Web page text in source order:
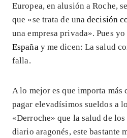
Europea, en alusión a Roche,
que «se trata de unadecisión
una empresa privada». Pues
España y me dicen: La salud
falla.
A lo mejor es que importa más
pagar elevadísimos sueldos a
«Derroche» que la salud de
diario aragonés, este bastante